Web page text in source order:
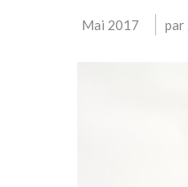
Mai 2017 par